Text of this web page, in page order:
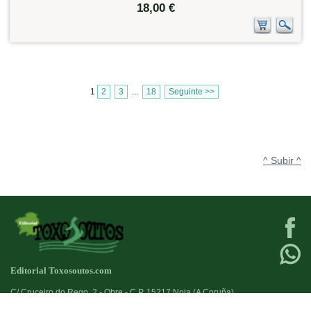
18,00 €
1 2 3 18 Seguinte >>
^ Subir ^
Editorial Toxosoutos.com
C/ Cruceiro do Rego, 2 - Obre - C.P. 15217 Noia (A Coruña)